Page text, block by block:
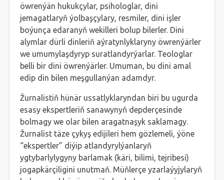
öwrenýän hukukçylar, psihologlar, dini
jemagatlaryň ýolbaşçylary, resmiler, dini işler
boýunça edaranyň wekilleri bolup bilerler. Dini
alymlar dürli dinleriň aýratynlyklaryny öwrenýärler
we umumylaşdyryp suratlandyrýarlar. Teologlar
belli bir dini öwrenýärler. Umuman, bu dini amal
edip din bilen meşgullanýan adamdyr.
Žurnalistiň hünär ussatlyklaryndan biri bu ugurda
esasy ekspertleriň sanawynyň depderçesinde
bolmagy we olar bilen aragatnaşyk saklamagy.
Žurnalist täze çykyş edijileri hem gözlemeli, ýöne
“ekspertler” diýip atlandyrylýanlaryň
ygtybarlylygyny barlamak (käri, bilimi, tejribesi)
jogapkärçiligini unutmaň. Müňlerçe yzarlaýyjylaryň